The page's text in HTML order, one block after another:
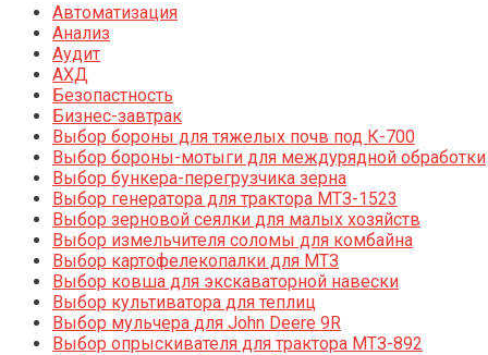
Автоматизация
Анализ
Аудит
АХД
Безопастность
Бизнес-завтрак
Выбор бороны для тяжелых почв под К-700
Выбор бороны-мотыги для междурядной обработки
Выбор бункера-перегрузчика зерна
Выбор генератора для трактора МТЗ-1523
Выбор зерновой сеялки для малых хозяйств
Выбор измельчителя соломы для комбайна
Выбор картофелекопалки для МТЗ
Выбор ковша для экскаваторной навески
Выбор культиватора для теплиц
Выбор мульчера для John Deere 9R
Выбор опрыскивателя для трактора МТЗ-892